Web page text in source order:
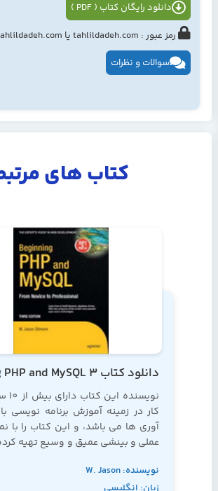
دانلود رایگان کتاب ( PDF )
رمز عبور : tahlildadeh.com یا www.tahlildadeh.com
سوالات و نظرات
کتاب های
کار در زمینه آموزش برنامه نویسی
آوری ها می باشد، و این کتاب را با
عملی و بینشی عمیق و وسیع تهیه
کتاب به عنوان کتابی مرجع در زمینه
نویسنده: W. Jason
زبان: انگلیسی